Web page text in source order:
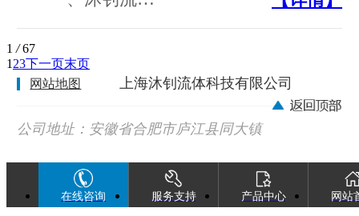
1 / 67
1 23下一页末页
网站地图
上海沐钊流体科技有限公司
公司地址：安徽省合肥市庐江县同大镇
广巢西路88号
在线咨询 服务支持 产品中心 网站